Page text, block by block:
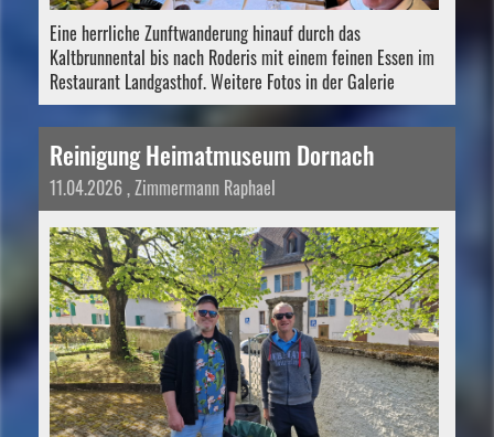
Eine herrliche Zunftwanderung hinauf durch das
Kaltbrunnental bis nach Roderis mit einem feinen Essen im
Restaurant Landgasthof. Weitere Fotos in der Galerie
Reinigung Heimatmuseum Dornach
11.04.2026, Zimmermann Raphael